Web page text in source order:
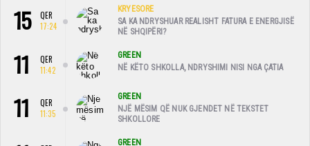
15
QER
17:24
KRYESORE
SA KA NDRYSHUAR REALISHT FATURA E ENERGJISË
NË SHQIPËRI?
11
QER
11:42
GREEN
NË KËTO SHKOLLA, NDRYSHIMI NISI NGA ÇATIA
11
QER
11:35
GREEN
NJË MËSIM QË NUK GJENDET NË TEKSTET
SHKOLLORE
GREEN